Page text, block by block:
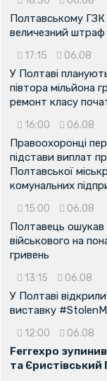
Полтавському
величезний штраф
17:15 06.08
У Полтаві
півтора мільйона
ремонт класу
16:00 06.08
Правоохоронці
підстави виплат
Полтавської
комунальних
15:00 06.08
Полтавець ошукав
військового на
гривень
13:15 06.08
У Полтаві
виставку
12:00 06.08
Ferrexpo
та Єристівський